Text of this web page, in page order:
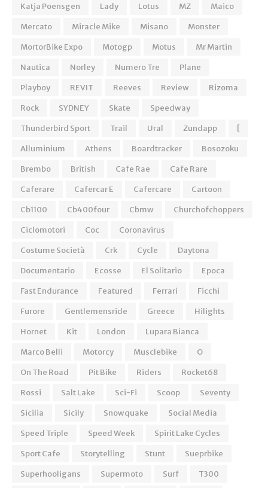
Katja Poensgen
Lady Lotus MZ
Maico
Mercato
Miracle Mike Misano
Monster
MortorBike Expo
Motogp Motus
Mr Martin
Nautica
Norley Numero Tre
Plane
Playboy
REVIT Reeves Review
Rizoma
Rock
SYDNEY Skate
Speedway
Thunderbird Sport
Trail Ural Zundapp
[
Alluminium
Athens Boardtracker
Bosozoku
Brembo
British Cafe Rae
Cafe Rare
Caferare
Cafercar E Cafercare
Cartoon
Cb1100
Cb400four Cbmw
Churchofchoppers
Ciclomotori
Coc
Coronavirus
Costume Società
Crk Cycle
Daytona
Documentario
Ecosse El Solitario
Epoca
Fast Endurance
Featured Ferrari
Ficchi
Furore
Gentlemensride Greece
Hilights
Hornet
Kit London
Lupara Bianca
Marco Belli
Motorcy Musclebike
O
On The Road
Pit Bike Riders
Rocket68
Rossi
Salt Lake Sci-Fi Scoop
Seventy
Sicilia
Sicily Snowquake
Social Media
Speed Triple
Speed Week
Spirit Lake Cycles
Sport Cafe
Storytelling Stunt
Sueprbike
Superhooligans
Supermoto Surf
T300